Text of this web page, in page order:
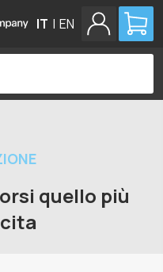
IT | EN
quello più